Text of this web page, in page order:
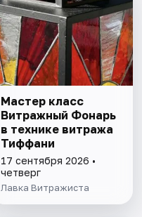
Мастер класс
Витражный Фонарь
в технике витража
Тиффани
17 сентября 2026 •
четверг
Лавка Витражиста